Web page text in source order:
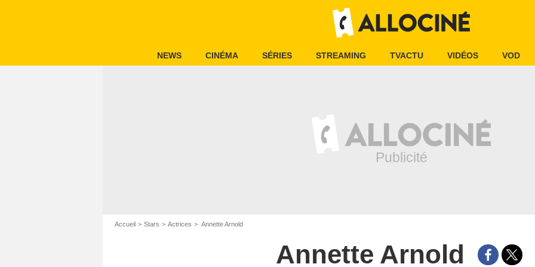
NEWS CINÉMA SÉRIES STREAMING TVACTU VIDÉOS VOD
Accueil Stars Actrices Annette Arnold
Annette Arnold